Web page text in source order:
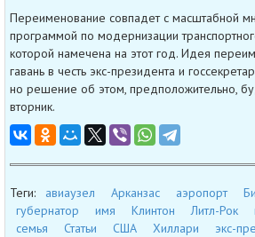
Переименование совпадет с масштабной
программой по модернизации
которой намечена на этот год. Идея
гавань в честь экс-президента и
но решение об этом, предположительно,
вторник.
Теги: авиаузел Арканзас аэропорт
губернатор
имя Клинтон Литл-Рок
семья
Статьи США Хиллари
экс-